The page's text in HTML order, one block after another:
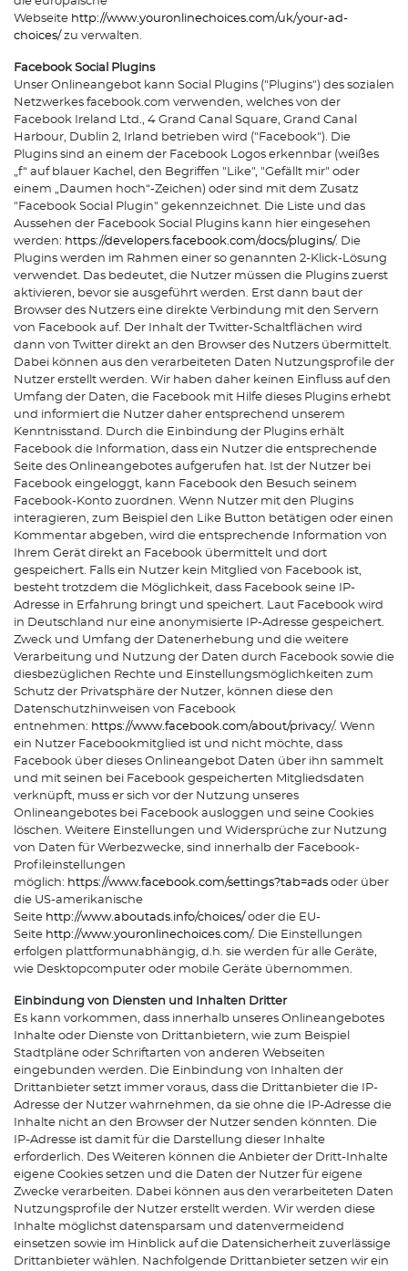
Webseite http://www.youronlinechoices.com/uk/your-ad-
choices/ zu verwalten.
Facebook Social Plugins
Unser Onlineangebot kann Social Plugins ("Plugins") des sozialen
Netzwerkes facebook.com verwenden, welches von der
Facebook Ireland Ltd., 4 Grand Canal Square, Grand Canal
Harbour, Dublin 2, Irland betrieben wird ("Facebook"). Die
Plugins sind an einem der Facebook Logos erkennbar (weißes
„f“ auf blauer Kachel, den Begriffen "Like", "Gefällt mir" oder
einem „Daumen hoch“-Zeichen) oder sind mit dem Zusatz
"Facebook Social Plugin" gekennzeichnet. Die Liste und das
Aussehen der Facebook Social Plugins kann hier eingesehen
werden: https://developers.facebook.com/docs/plugins/. Die
Plugins werden im Rahmen einer so genannten 2-Klick-Lösung
verwendet. Das bedeutet, die Nutzer müssen die Plugins zuerst
aktivieren, bevor sie ausgeführt werden. Erst dann baut der
Browser des Nutzers eine direkte Verbindung mit den Servern
von Facebook auf. Der Inhalt der Twitter-Schaltflächen wird
dann von Twitter direkt an den Browser des Nutzers übermittelt.
Dabei können aus den verarbeiteten Daten Nutzungsprofile der
Nutzer erstellt werden. Wir haben daher keinen Einfluss auf den
Umfang der Daten, die Facebook mit Hilfe dieses Plugins erhebt
und informiert die Nutzer daher entsprechend unserem
Kenntnisstand. Durch die Einbindung der Plugins erhält
Facebook die Information, dass ein Nutzer die entsprechende
Seite des Onlineangebotes aufgerufen hat. Ist der Nutzer bei
Facebook eingeloggt, kann Facebook den Besuch seinem
Facebook-Konto zuordnen. Wenn Nutzer mit den Plugins
interagieren, zum Beispiel den Like Button betätigen oder einen
Kommentar abgeben, wird die entsprechende Information von
Ihrem Gerät direkt an Facebook übermittelt und dort
gespeichert. Falls ein Nutzer kein Mitglied von Facebook ist,
besteht trotzdem die Möglichkeit, dass Facebook seine IP-
Adresse in Erfahrung bringt und speichert. Laut Facebook wird
in Deutschland nur eine anonymisierte IP-Adresse gespeichert.
Zweck und Umfang der Datenerhebung und die weitere
Verarbeitung und Nutzung der Daten durch Facebook sowie die
diesbezüglichen Rechte und Einstellungsmöglichkeiten zum
Schutz der Privatsphäre der Nutzer, können diese den
Datenschutzhinweisen von Facebook
entnehmen: https://www.facebook.com/about/privacy/. Wenn
ein Nutzer Facebookmitglied ist und nicht möchte, dass
Facebook über dieses Onlineangebot Daten über ihn sammelt
und mit seinen bei Facebook gespeicherten Mitgliedsdaten
verknüpft, muss er sich vor der Nutzung unseres
Onlineangebotes bei Facebook ausloggen und seine Cookies
löschen. Weitere Einstellungen und Widersprüche zur Nutzung
von Daten für Werbezwecke, sind innerhalb der Facebook-
Profileinstellungen
möglich: https://www.facebook.com/settings?tab=ads oder über
die US-amerikanische
Seite http://www.aboutads.info/choices/ oder die EU-
Seite http://www.youronlinechoices.com/. Die Einstellungen
erfolgen plattformunabhängig, d.h. sie werden für alle Geräte,
wie Desktopcomputer oder mobile Geräte übernommen.
Einbindung von Diensten und Inhalten Dritter
Es kann vorkommen, dass innerhalb unseres Onlineangebotes
Inhalte oder Dienste von Drittanbietern, wie zum Beispiel
Stadtpläne oder Schriftarten von anderen Webseiten
eingebunden werden. Die Einbindung von Inhalten der
Drittanbieter setzt immer voraus, dass die Drittanbieter die IP-
Adresse der Nutzer wahrnehmen, da sie ohne die IP-Adresse die
Inhalte nicht an den Browser der Nutzer senden könnten. Die
IP-Adresse ist damit für die Darstellung dieser Inhalte
erforderlich. Des Weiteren können die Anbieter der Dritt-Inhalte
eigene Cookies setzen und die Daten der Nutzer für eigene
Zwecke verarbeiten. Dabei können aus den verarbeiteten Daten
Nutzungsprofile der Nutzer erstellt werden. Wir werden diese
Inhalte möglichst datensparsam und datenvermeidend
einsetzen sowie im Hinblick auf die Datensicherheit zuverlässige
Drittanbieter wählen. Nachfolgende Drittanbieter setzen wir ein